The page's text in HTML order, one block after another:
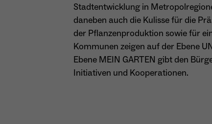
Stadtentwicklung in
daneben auch die Kulisse für die
der Pflanzenproduktion sowie für
Kommunen zeigen auf der Ebene
Ebene MEIN GARTEN gibt den
Initiativen und Kooperationen.